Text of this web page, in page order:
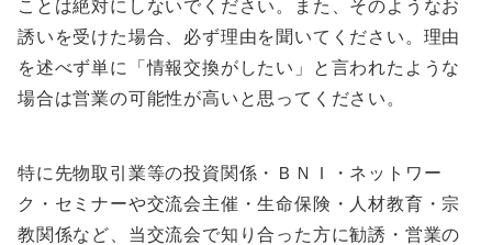
ことは絶対にしないでください。また、そのようなお
誘いを受けた場合、必ず理由を聞いてください。理由
を述べず単に「情報交換がしたい」と言われたような
場合は営業の可能性が高いと思ってください。
特に先物取引業等の投資関係・ＢＮＩ・ネットワー
ク・セミナーや交流会主催・生命保険・人材教育・宗
教関係など、当交流会で知り合った方に勧誘・営業の